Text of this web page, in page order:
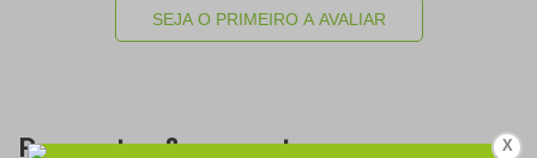
SEJA O PRIMEIRO A AVALIAR
Perguntas & respostas X